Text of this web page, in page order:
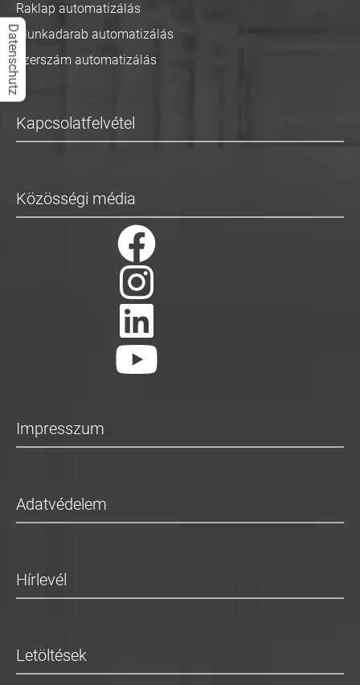
Raklap automatizálás
Munkadarab automatizálás
Szerszám automatizálás
Kapcsolatfelvétel
Közösségi média
Impresszum
Adatvédelem
Hírlevél
Letöltések
Datenschutz